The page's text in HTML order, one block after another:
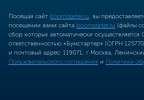
Посещая сайт boomstarter.ru , вы
посещении вами сайта boomstarter.ru (файлы
сбор которых автоматически
ответственностью «Бумстартер» (ОГРН
и почтовый адрес: 119071, г Москва,
Пользовательского соглашения и Политики